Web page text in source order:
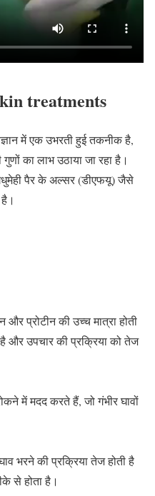
treatments
में एक उभरती हुई तकनीक है,
का लाभ उठाया जा रहा है।
पैर के अल्सर (डीएफयू) जैसे
प्रोटीन की उच्च मात्रा होती
और उपचार की प्रक्रिया को तेज
में मदद करते हैं, जो गंभीर घावों
भरने की प्रक्रिया तेज होती है
से होता है।